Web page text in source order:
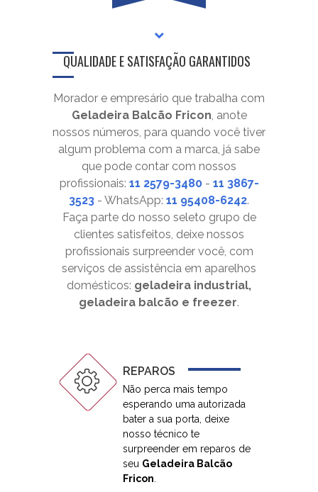
QUALIDADE E SATISFAÇÃO GARANTIDOS
Morador e empresário que trabalha com
Geladeira Balcão Fricon, anote
nossos números, para quando você tiver
algum problema com a marca, já sabe
que pode contar com nossos
profissionais: 11 2579-3480- 11 3867-
3523 - WhatsApp: 11 95408-6242.
Faça parte do nosso seleto grupo de
clientes satisfeitos, deixe nossos
profissionais surpreender você, com
serviços de assistência em aparelhos
domésticos: geladeira industrial,
geladeira balcão e freezer.
REPAROS
Não perca mais tempo
esperando uma autorizada
bater a sua porta, deixe
nosso técnico te
surpreender em reparos de
seu Geladeira Balcão
Fricon.